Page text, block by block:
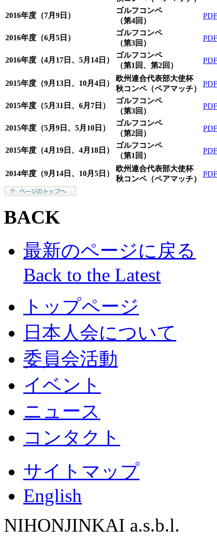
2016年度（7月9日）
ゴルフコンペ
（第4回）
PDF
2016年度（6月5日）
ゴルフコンペ
（第3回）
PDF
2016年度（4月17日、5月14日）
ゴルフコンペ
（第1回、第2回）
PDF
2015年度（9月13日、10月4日）
欧州連合代表部大使杯
秋コンペ（ペアマッチ）
PDF
2015年度（5月31日、6月7日）
ゴルフコンペ
（第3回）
PDF
2015年度（5月9日、5月10日）
ゴルフコンペ
（第2回）
PDF
2015年度（4月19日、4月18日）
ゴルフコンペ
（第1回）
PDF
2014年度（9月14日、10月5日）
欧州連合代表部大使杯
秋コンペ（ペアマッチ）
PDF
BACK
最新のページに戻る
Back to the Latest
トップページ
日本人会について
委員会活動
イベント
ニュース
コンタクト
サイトマップ
English
NIHONJINKAI a.s.b.l.